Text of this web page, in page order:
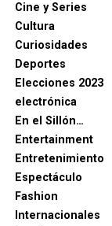
Cine y Series
Cultura
Curiosidades
Deportes
Elecciones 2023
electrónica
En el Sillón…
Entertainment
Entretenimiento
Espectáculo
Fashion
Internacionales